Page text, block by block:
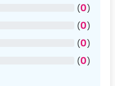
(0)
(0)
(0)
(0)